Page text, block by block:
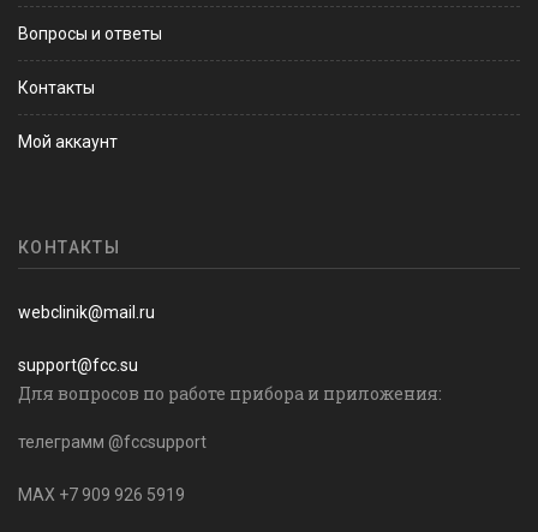
Вопросы и ответы
Контакты
Мой аккаунт
КОНТАКТЫ
webclinik@mail.ru
support@fcc.su
Для вопросов по работе прибора и приложения:
телеграмм @fccsupport
MAX +7 909 926 5919